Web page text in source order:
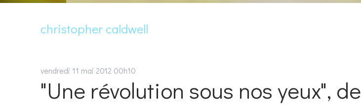
christopher caldwell
vendredi 11 mai 2012 00h10
"Une révolution sous nos yeux", de